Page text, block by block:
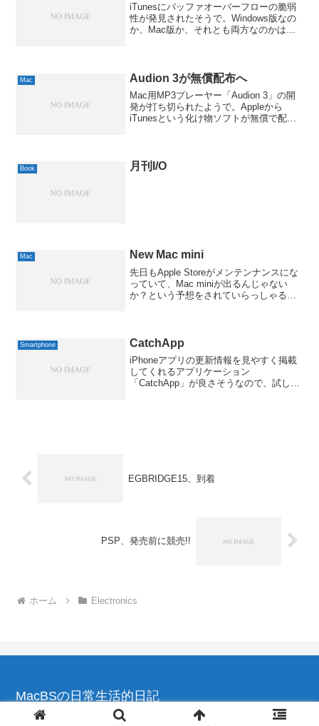
iTunesにバッファオーバーフローの脆弱
性が発見されたそうで。Windows版なの
か、Mac版か、それとも両方なのかは、
意のコード...
Mac Audion 3が無償配布へ
Mac用MP3プレーヤー「Audion 3」の開
発が打ち切られたようで。Appleから
iTunesという化け物ソフトが無償で配布
Book 月刊I/O
Mac New Mac mini
先日もApple Storeがメンテンナンスにな
っていて、Mac miniが出るんじゃない
か？という予想をされていらっしゃる方
m...
Smartphone CatchApp
iPhoneアプリの更新情報を見やすく掲載
してくれるアプリケーション
「CatchApp」が良さそうなので、試して
EGBRIDGE15、到着
PSP、発売前に競売!!
ホーム Electronics
MacBSの日常生活的日記
© 2004-2026 MacBSの日常生活的日記.